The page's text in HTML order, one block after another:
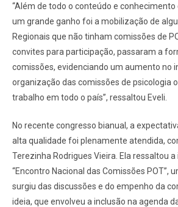
“Além de todo o conteúdo e
um grande ganho foi a mobilização de
Regionais que não tinham comissões de
convites para participação, passaram a
comissões, evidenciando um aumento no
organização das comissões de psicologia
trabalho em todo o país”, ressaltou Eveli.
No recente congresso bianual, a
alta qualidade foi plenamente atendida,
Terezinha Rodrigues Vieira. Ela ressaltou
“Encontro Nacional das Comissões POT”,
surgiu das discussões e do empenho da
ideia, que envolveu a inclusão na agenda